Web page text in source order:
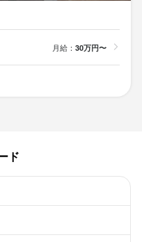
月給： 30万円〜
ド